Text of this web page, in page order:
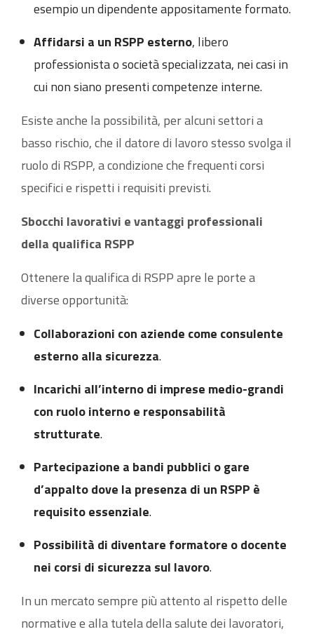
esempio un dipendente appositamente formato.
Affidarsi a un RSPP esterno, libero
professionista o società specializzata, nei casi in
cui non siano presenti competenze interne.
Esiste anche la possibilità, per alcuni settori a
basso rischio, che il datore di lavoro stesso svolga il
ruolo di RSPP, a condizione che frequenti corsi
specifici e rispetti i requisiti previsti.
Sbocchi lavorativi e vantaggi professionali
della qualifica RSPP
Ottenere la qualifica di RSPP apre le porte a
diverse opportunità:
Collaborazioni con aziende come consulente
esterno alla sicurezza.
Incarichi all’interno di imprese medio-grandi
con ruolo interno e responsabilità
strutturate.
Partecipazione a bandi pubblici o gare
d’appalto dove la presenza di un RSPP è
requisito essenziale.
Possibilità di diventare formatore o docente
nei corsi di sicurezza sul lavoro.
In un mercato sempre più attento al rispetto delle
normative e alla tutela della salute dei lavoratori,